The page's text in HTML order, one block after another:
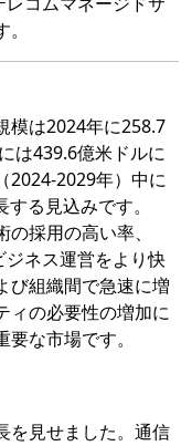
模は2024年に258.7
は439.6億米ドルに
2024-2029年）中に
る見込みです。
採用の高い率、
ネス運営をより快
び組織間で急速に増
ィの必要性の増加に
な市場です。
を見せました。通信